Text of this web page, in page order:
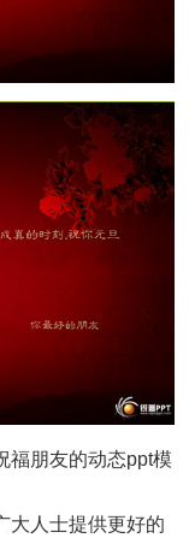
福朋友的动态ppt模
大人士提供更好的